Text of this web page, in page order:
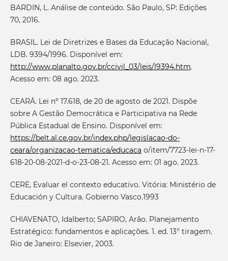
BARDIN, L. Análise de conteúdo. São Paulo, SP: Edições
70, 2016.
BRASIL. Lei de Diretrizes e Bases da Educação Nacional,
LDB. 9394/1996. Disponível em:
http://www.planalto.gov.br/ccivil_03/leis/l9394.htm.
Acesso em: 08 ago. 2023.
CEARÁ. Lei nº 17.618, de 20 de agosto de 2021. Dispõe
sobre A Gestão Democrática e Participativa na Rede
Pública Estadual de Ensino. Disponível em:
https://belt.al.ce.gov.br/index.php/legislacao-do-
ceara/organizacao-tematica/educaca o/item/7723-lei-n-17-
618-20-08-2021-d-o-23-08-21. Acesso em: 01 ago. 2023.
CERE, Evaluar el contexto educativo. Vitória: Ministério de
Educación y Cultura. Gobierno Vasco.1993
CHIAVENATO, Idalberto; SAPIRO, Arão. Planejamento
Estratégico: fundamentos e aplicações. 1. ed. 13° tiragem.
Rio de Janeiro: Elsevier, 2003.